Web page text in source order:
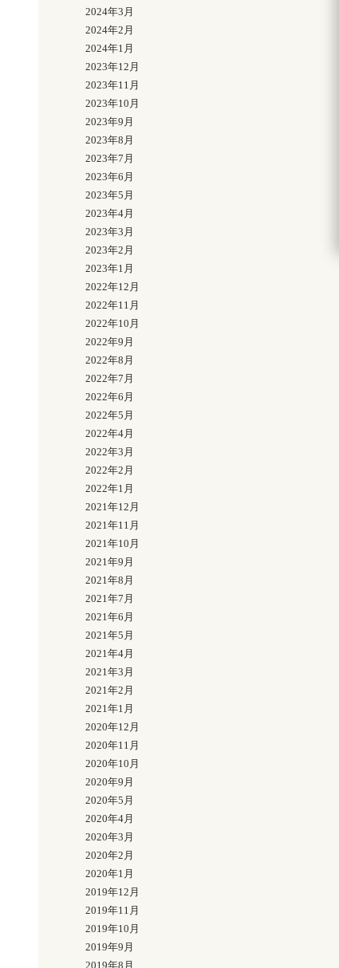
2024年3月
2024年2月
2024年1月
2023年12月
2023年11月
2023年10月
2023年9月
2023年8月
2023年7月
2023年6月
2023年5月
2023年4月
2023年3月
2023年2月
2023年1月
2022年12月
2022年11月
2022年10月
2022年9月
2022年8月
2022年7月
2022年6月
2022年5月
2022年4月
2022年3月
2022年2月
2022年1月
2021年12月
2021年11月
2021年10月
2021年9月
2021年8月
2021年7月
2021年6月
2021年5月
2021年4月
2021年3月
2021年2月
2021年1月
2020年12月
2020年11月
2020年10月
2020年9月
2020年5月
2020年4月
2020年3月
2020年2月
2020年1月
2019年12月
2019年11月
2019年10月
2019年9月
2019年8月